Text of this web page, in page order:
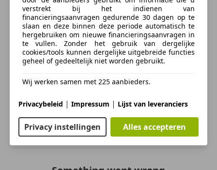
Autoverzekering van de
INDEPENDER
Bereken je premie
Kenteken
Bereken nu
verstrekt bij het indienen van
financieringsaanvragen gedurende 30 dagen op te
slaan en deze binnen deze periode automatisch te
hergebruiken om nieuwe financieringsaanvragen in
te vullen. Zonder het gebruik van dergelijke
cookies/tools kunnen dergelijke uitgebreide functies
geheel of gedeeltelijk niet worden gebruikt.
Wij werken samen met 225 aanbieders.
Privacybeleid | Impressum | Lijst van leveranciers
Privacy instellingen Alles accepteren